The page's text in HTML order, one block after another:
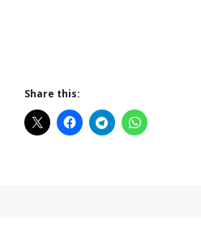
Share this: